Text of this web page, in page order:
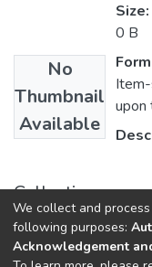
No
Thumbnail
Available
Size:
0 B
upon
Collections
1.1.2. Informes
We collect and
following purposes:
Acknowledgement